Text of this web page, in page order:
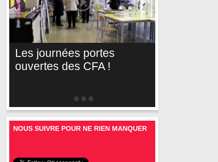
Les journées portes
ouvertes des CFA !
NOUS SUIVRE POUR NE RIEN MANQUER